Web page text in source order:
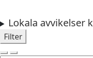
Lokala avvikelser
Filter